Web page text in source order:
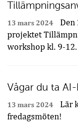
13 mars 2024
Den
projektet
workshop kl. 9-12.
Vågar du ta
13 mars 2024
Lär
fredagsmöten!